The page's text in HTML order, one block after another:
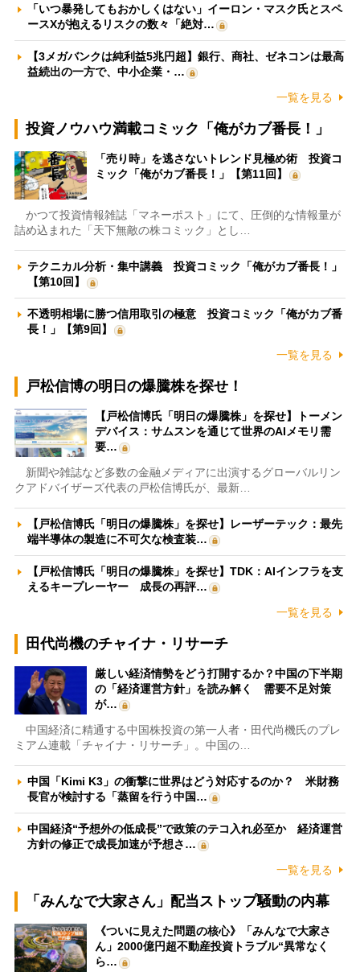
「いつ暴発してもおかしくはない」イーロン・マスク氏とスペ
ースXが抱えるリスクの数々「絶対…
【3メガバンクは純利益5兆円超】銀行、商社、ゼネコンは最高
益続出の一方で、中小企業・…
一覧を見る
投資ノウハウ満載コミック「俺がカブ番長！」
「売り時」を逃さないトレンド見極め術 投資コ
ミック「俺がカブ番長！」【第11回】
かつて投資情報雑誌「マネーポスト」にて、圧倒的な情報量が
詰め込まれた「天下無敵の株コミック」とし…
テクニカル分析・集中講義 投資コミック「俺がカブ番長！」
【第10回】
不透明相場に勝つ信用取引の極意 投資コミック「俺がカブ番
長！」【第9回】
一覧を見る
戸松信博の明日の爆騰株を探せ！
【戸松信博氏「明日の爆騰株」を探せ】トーメン
デバイス：サムスンを通じて世界のAIメモリ需
要…
新聞や雑誌など多数の金融メディアに出演するグローバルリン
クアドバイザーズ代表の戸松信博氏が、最新…
【戸松信博氏「明日の爆騰株」を探せ】レーザーテック：最先
端半導体の製造に不可欠な検査装…
【戸松信博氏「明日の爆騰株」を探せ】TDK：AIインフラを支
えるキープレーヤー 成長の再評…
一覧を見る
田代尚機のチャイナ・リサーチ
厳しい経済情勢をどう打開するか？中国の下半期
の「経済運営方針」を読み解く 需要不足対策
が…
中国経済に精通する中国株投資の第一人者・田代尚機氏のプレ
ミアム連載「チャイナ・リサーチ」。中国の…
中国「Kimi K3」の衝撃に世界はどう対応するのか？ 米財務
長官が検討する「蒸留を行う中国…
中国経済“予想外の低成長”で政策のテコ入れ必至か 経済運営
方針の修正で成長加速が予想さ…
一覧を見る
「みんなで大家さん」配当ストップ騒動の内幕
《ついに見えた問題の核心》「みんなで大家さ
ん」2000億円超不動産投資トラブル“異常なく
ら…